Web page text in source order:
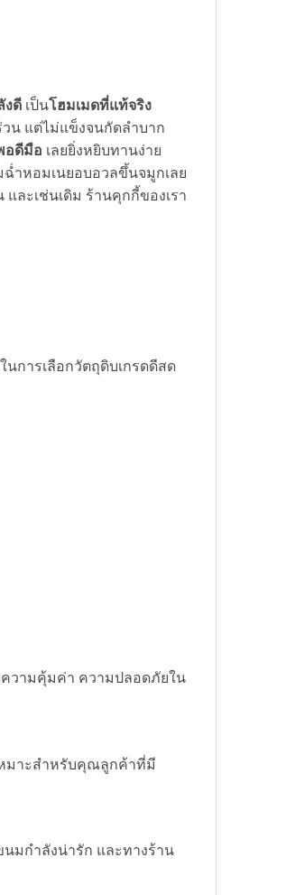
งดีเป็นโฮมเมดที่แท้จริง
วน แต่ไม่แข็งจนกัดลำบาก
อดีมือ เลยยิ่งหยิบทานง่าย
ำหอมเนยอบอวลขึ้นจมูกเลย
ละเช่นเดิม ร้านคุกกี้ของเรา
การเลือกวัตถุดิบเกรดดีสด
วามคุ้มค่า ความปลอดภัยใน
มาะสำหรับคุณลูกค้าที่มี
มกำลังน่ารัก และทางร้าน